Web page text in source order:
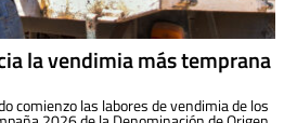
la vendimia más temprana
comienzo las labores de vendimia de los